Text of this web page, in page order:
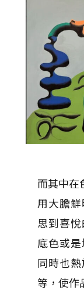
而其中在
用大膽
思到喜
底色或
同時也
等，使作